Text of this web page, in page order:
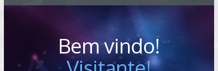
Bem vindo!